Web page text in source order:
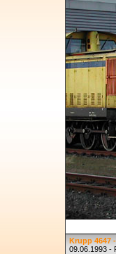
Krupp 4647
09.06.1993 -